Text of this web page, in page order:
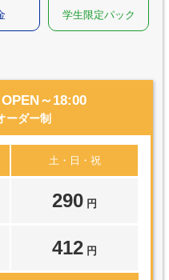
学生限定パック
OPEN～18:00
ーダー制
土・日・祝
290 円
412 円